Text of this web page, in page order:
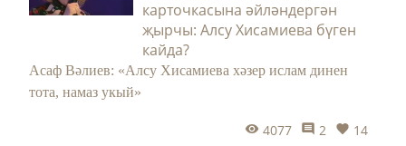
карточкасына әйләндергән
җырчы: Алсу Хисамиева бүген
кайда?
Асаф Вәлиев: «Алсу Хисамиева хәзер ислам динен
тота, намаз укый»
4077 2 14